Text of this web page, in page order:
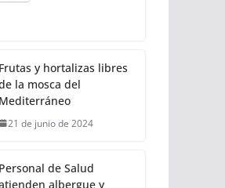
Frutas y hortalizas libres
la mosca del
Mediterráneo
21 de junio de 2024
Personal de Salud
albergue y